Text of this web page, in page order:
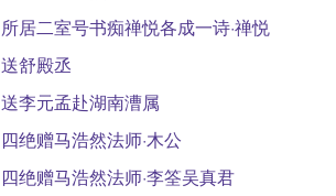
所居二室号书痴禅悦各成一诗·禅悦
送舒殿丞
送李元孟赴湖南漕属
四绝赠马浩然法师·木公
四绝赠马浩然法师·李筌吴真君